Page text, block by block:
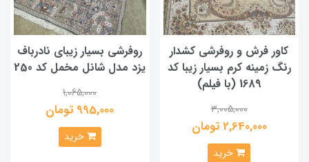
کاور فرش و روفرشی کشدار
رنگ زمینه کرم بسیار زیبا کد
1689 (با فیلم)
3,005,000
2,640,000 تومان
خرید
روفرشی بسیار زیبای نادرباف
یزد مدل شانل مخمل کد 250
1,065,000
995,000 تومان
خرید